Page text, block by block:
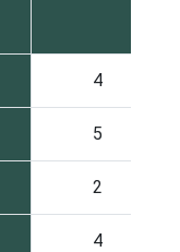
4
5
2
4